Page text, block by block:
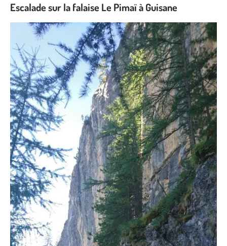
Escalade sur la falaise Le Pimaï à Guisane